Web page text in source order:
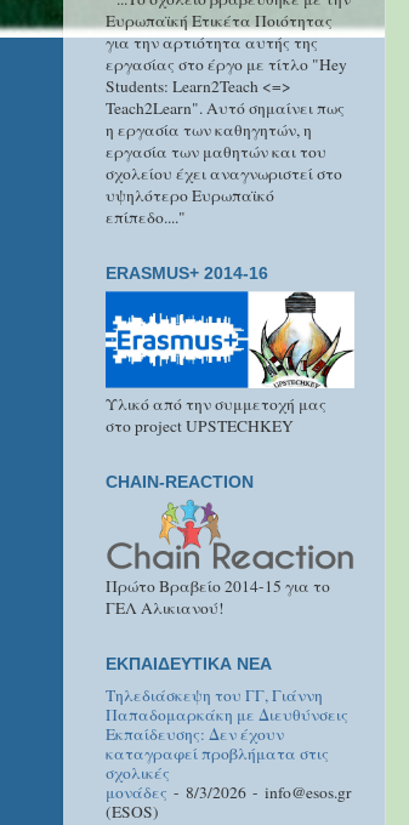
Ευρωπαϊκή Ετικέτα Ποιότητας
για την αρτιότητα αυτής της
εργασίας στο έργο με τίτλο "Hey
Students: Learn2Teach <=>
Teach2Learn". Αυτό σημαίνει πως
η εργασία των καθηγητών, η
εργασία των μαθητών και του
σχολείου έχει αναγνωριστεί στο
υψηλότερο Ευρωπαϊκό
επίπεδο...."
ERASMUS+ 2014-16
Υλικό από την συμμετοχή μας
στο project UPSTECHKEY
CHAIN-REACTION
Πρώτο Βραβείο 2014-15 για το
ΓΕΛ Αλικιανού!
ΕΚΠΑΙΔΕΥΤΙΚΑ ΝΕΑ
Τηλεδιάσκεψη του ΓΓ, Γιάννη
Παπαδομαρκάκη με Διευθύνσεις
Εκπαίδευσης: Δεν έχουν
καταγραφεί προβλήματα στις
σχολικές
μονάδες - 8/3/2026 - info@esos.gr
(ESOS)